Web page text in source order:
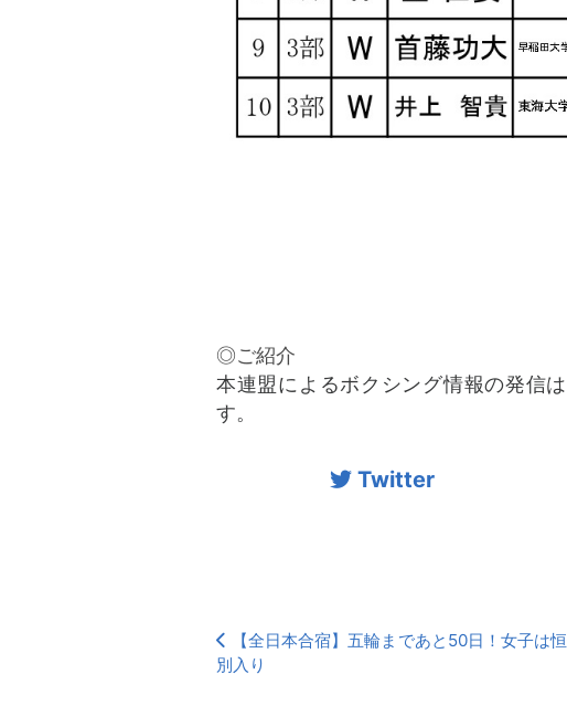
◎ご紹介
本連盟によるボクシング情報の発信
す。
Twitter
【全日本合宿】五輪まであと50日！女子は
別入り